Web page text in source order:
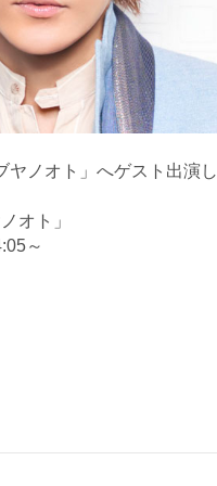
ヤノオト」へゲスト出演
オト」
～